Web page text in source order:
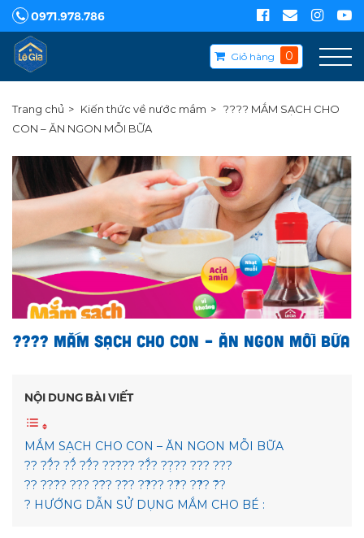
0971.978.786
Giỏ hàng 0
Trang chủ Kiến thức về nước mắm
???? MẮM SẠCH CHO
CON – ĂN NGON MỖI BỮA
???? MẮM SẠCH CHO CON – ĂN NGON MỖI BỮA
NỘI DUNG BÀI VIẾT
MẮM SẠCH CHO CON – ĂN NGON MỖI BỮA
?? ??̂́? ??̂́ ??̂́? ???̀?? ??̆́? ??̣?? ??? ???
?? ???́? ??? ??̂? ??̀? ??̛́?? ??̛́? ??̛̃? ?̆?
? HƯỚNG DẪN SỬ DỤNG MẮM CHO BÉ :